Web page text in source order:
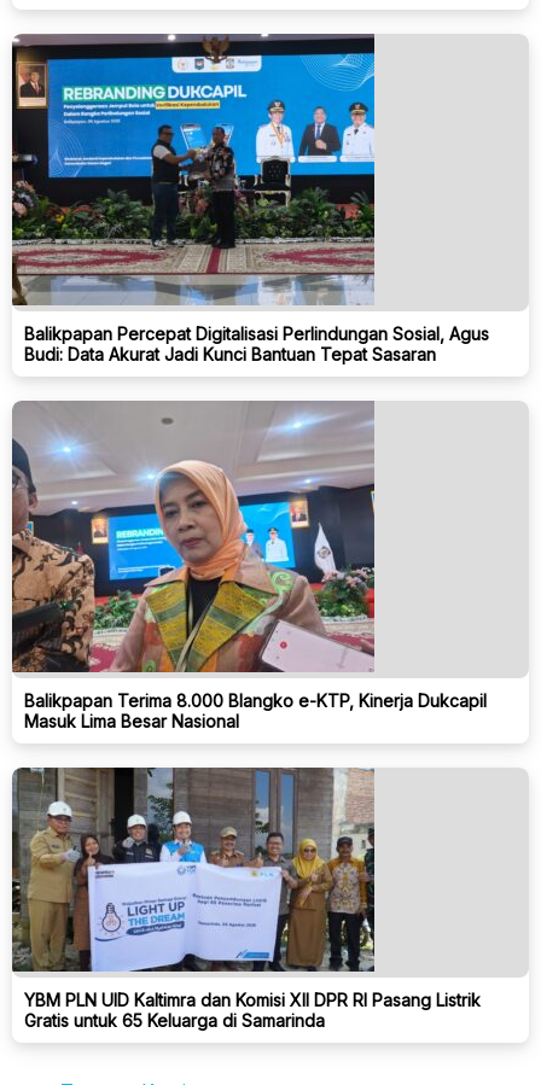
Balikpapan Percepat Digitalisasi Perlindungan Sosial, Agus
Budi: Data Akurat Jadi Kunci Bantuan Tepat Sasaran
Balikpapan Terima 8.000 Blangko e-KTP, Kinerja Dukcapil
Masuk Lima Besar Nasional
YBM PLN UID Kaltimra dan Komisi XII DPR RI Pasang Listrik
Gratis untuk 65 Keluarga di Samarinda